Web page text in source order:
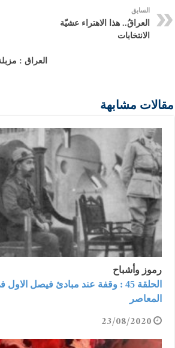
السابق
العراقُ.. هذا الاهتراء عشيّة
الانتخابات
العراق :
مقالات مشابهة
رموز وأشباح
الحلقة 45 : وقفة عند مبادئ فيصل
المعاصر
23/08/2020